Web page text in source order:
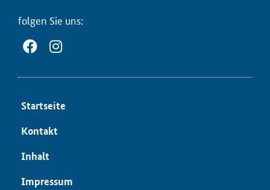
fol­gen Sie uns:
Start­sei­te
Kon­takt
In­halt
Im­pres­sum